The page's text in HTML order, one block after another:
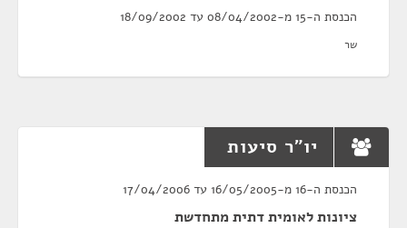
הכנסת ה-15 מ-08/04/2002 עד 18/09/2002
שר
יו"ר סיעות
הכנסת ה-16 מ-16/05/2005 עד 17/04/2006
ציונות לאומית דתית מתחדשת